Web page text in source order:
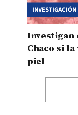
Investigan
Chaco si
piel